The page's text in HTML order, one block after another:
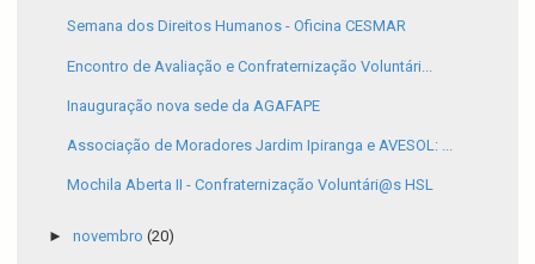
Semana dos Direitos Humanos - Oficina CESMAR
Encontro de Avaliação e Confraternização Voluntári...
Inauguração nova sede da AGAFAPE
Associação de Moradores Jardim Ipiranga e AVESOL: ...
Mochila Aberta II - Confraternização Voluntári@s HSL
► novembro (20)